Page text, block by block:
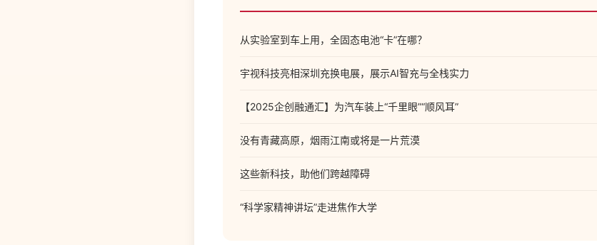
从实验室到车上用，全固态电池“卡”在哪？
宇视科技亮相深圳充换电展，展示AI智充与全栈实力
【2025企创融通汇】为汽车装上“千里眼”“顺风耳”
没有青藏高原，烟雨江南或将是一片荒漠
这些新科技，助他们跨越障碍
“科学家精神讲坛”走进焦作大学